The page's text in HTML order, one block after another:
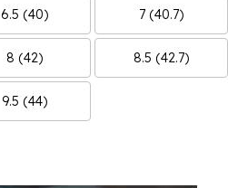
6.5 (40) 7 (40.7)
8 (42) 8.5 (42.7)
9.5 (44)